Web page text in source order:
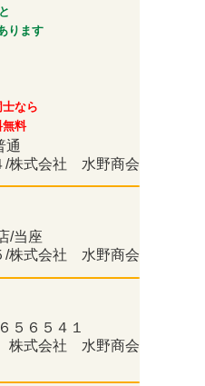
ります
なら
無料
通
/株式会社 水野商会
/当座
/株式会社 水野商会
５６５４１
株式会社 水野商会